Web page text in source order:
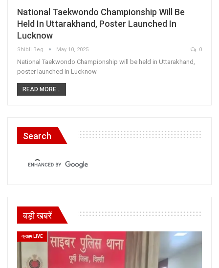
National Taekwondo Championship Will Be
Held In Uttarakhand, Poster Launched In
Lucknow
Shibli Beg May 10, 2025 0
National Taekwondo Championship will be held in Uttarakhand,
poster launched in Lucknow
READ MORE...
Search
बड़ी खबरें
क्राइम LIVE